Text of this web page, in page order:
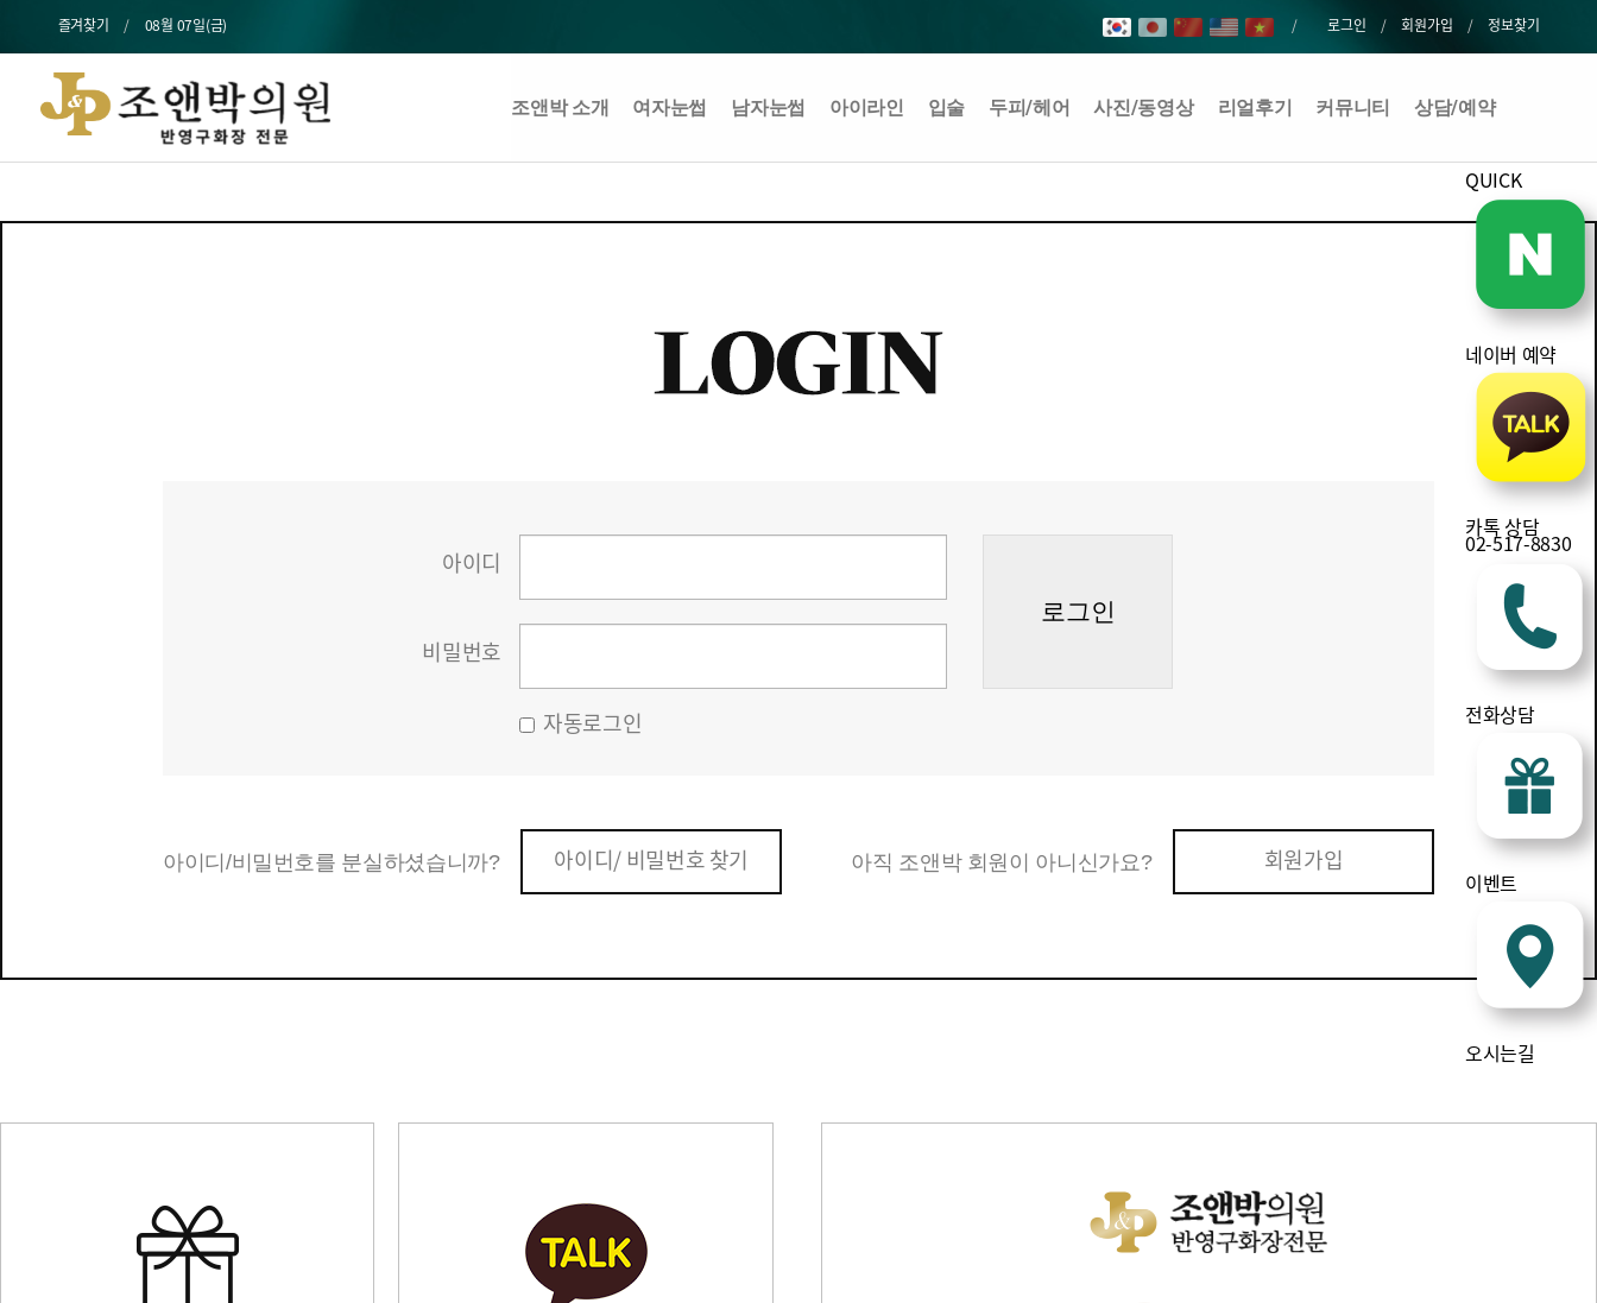
QUICK
네이버 예약
카톡 상담
02-517-8830
전화상담
이벤트
오시는길
즐겨찾기 08월 07일(금) 로그인 회원가입 정보찾기
조앤박 소개 여자눈썹 남자눈썹 아이라인 입술 두피/헤어 사진/동영상 리얼후기 커뮤니티 상담/예약
아이디
비밀번호
자동로그인
로그인
아이디/비밀번호를 분실하셨습니까? 아이디/ 비밀번호 찾기 아직 조앤박 회원이 아니신가요? 회원가입